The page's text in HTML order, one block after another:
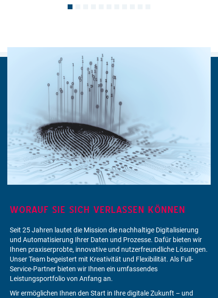
WORAUF SIE SICH VERLASSEN KÖNNEN
Seit 25 Jahren lautet die Mission die nachhaltige Digitalisierung
und Automatisierung Ihrer Daten und Prozesse. Dafür bieten wir
Ihnen praxiserprobte, innovative und nutzerfreundliche Lösungen.
Unser Team begeistert mit Kreativität und Flexibilität. Als Full-
Service-Partner bieten wir Ihnen ein umfassendes
Leistungsportfolio von Anfang an.
Wir ermöglichen Ihnen den Start in Ihre digitale Zukunft – und